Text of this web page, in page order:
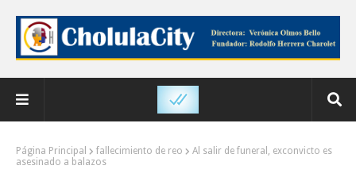
Página Principal fallecimiento de reo
Al salir de funeral, exconvicto es
asesinado a balazos